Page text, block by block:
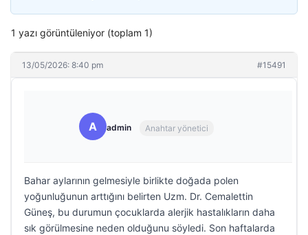
1 yazı görüntüleniyor (toplam 1)
13/05/2026: 8:40 pm #15491
A admin Anahtar yönetici
Bahar aylarının gelmesiyle birlikte doğada polen
yoğunluğunun arttığını belirten Uzm. Dr. Cemalettin
Güneş, bu durumun çocuklarda alerjik hastalıkların daha
sık görülmesine neden olduğunu söyledi. Son haftalarda